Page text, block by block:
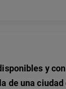
y
de una ciudad